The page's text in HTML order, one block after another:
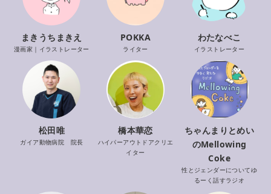
まきうちまきえ
漫画家｜イラストレーター
POKKA
ライター
わたなべこ
イラストレーター
松田唯
ガイア動物病院 院長
橋本華恋
ハイパーアウトドアクリエ
イター
ちゃんまりとめい
のMellowing
Coke
性とジェンダーについてゆ
るーく話すラジオ